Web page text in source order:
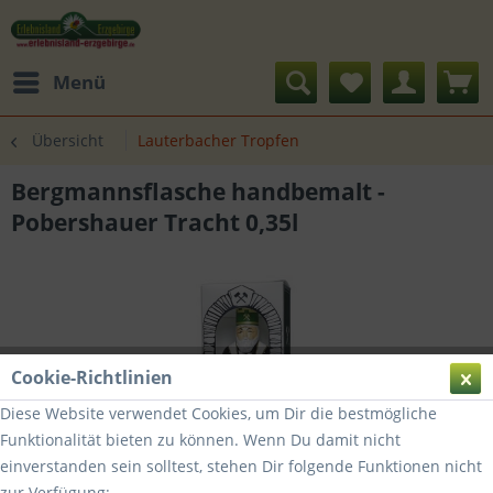
Menü
Übersicht Lauterbacher Tropfen
Bergmannsflasche handbemalt -
Pobershauer Tracht 0,35l
Cookie-Richtlinien
Diese Website verwendet Cookies, um Dir die bestmögliche
Funktionalität bieten zu können. Wenn Du damit nicht
einverstanden sein solltest, stehen Dir folgende Funktionen nicht